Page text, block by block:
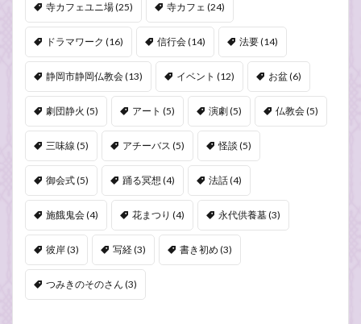
寺カフェユニ場(25) 寺カフェ (24)
ドラマワーク (16) 信行会(14) 法要(14)
静岡市静岡仏教会(13) イベント (12) お盆(6)
劇団静火 (5) アート (5) 演劇(5) 仏教会(5)
三味線 (5) アチーバス (5) 怪談 (5)
御会式(5) 踊る冥想 (4) 法話(4)
施餓鬼会(4) 花まつり (4) 永代供養墓(3)
彼岸(3) 写経(3) 書き初め (3)
つみきのそのさん (3)